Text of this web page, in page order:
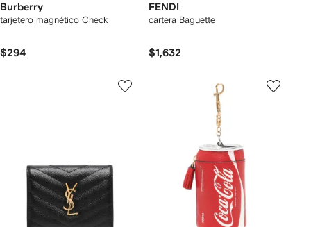
Burberry
tarjetero magnético Check
$294
FENDI
cartera Baguette
$1,632